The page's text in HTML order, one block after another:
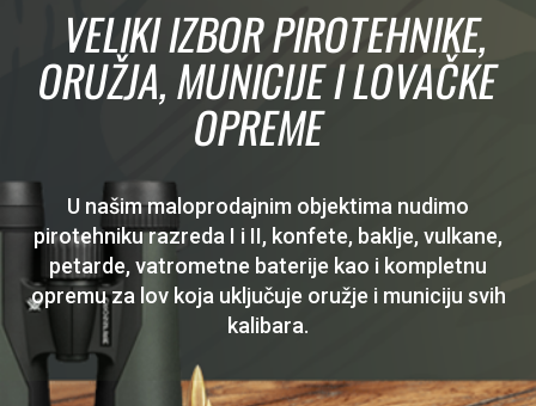
VELIKI IZBOR PIROTEHNIKE,
ORUŽJA, MUNICIJE I LOVAČKE
OPREME
U našim maloprodajnim objektima nudimo
pirotehniku razreda I i II, konfete, baklje, vulkane,
petarde, vatrometne baterije kao i kompletnu
opremu za lov koja uključuje oružje i municiju svih
kalibara.